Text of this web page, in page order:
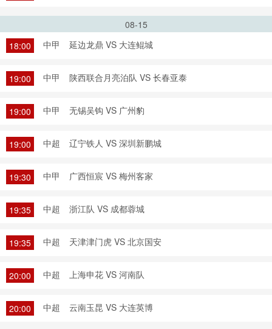
08-15
18:00
中甲 延边龙鼎 VS 大连鲲城
19:00 中甲 陕西联合月亮泊队 VS 长春亚泰
19:00 中甲 无锡吴钩 VS 广州豹
19:00 中超 辽宁铁人 VS 深圳新鹏城
19:30 中甲 广西恒宸 VS 梅州客家
19:35 中超 浙江队 VS 成都蓉城
19:35 中超 天津津门虎 VS 北京国安
20:00 中超 上海申花 VS 河南队
20:00 中超 云南玉昆 VS 大连英博